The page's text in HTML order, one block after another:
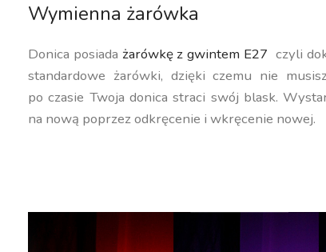
Wymienna żarówka
Donica posiada żarówkę z gwintem E27 czyli
standardowe żarówki, dzięki czemu nie
po czasie Twoja donica straci swój blask.
na nową poprzez odkręcenie i wkręcenie nowej.